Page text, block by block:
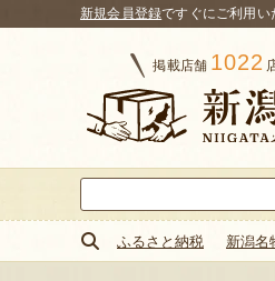
新規会員登録ですぐにご利用い
掲載店舗 1022
索:
ふるさと納税 新潟名